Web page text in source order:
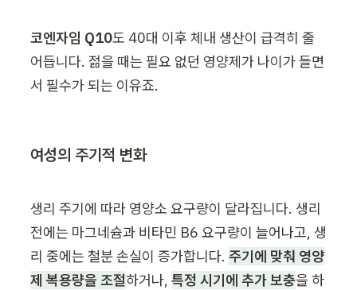
코엔자임 Q10도 40대 이후 체내 생산이 급격히 줄
어듭니다. 젊을 때는 필요 없던 영양제가 나이가 들면
서 필수가 되는 이유죠.
여성의 주기적 변화
생리 주기에 따라 영양소 요구량이 달라집니다. 생리
전에는 마그네슘과 비타민 B6 요구량이 늘어나고, 생
리 중에는 철분 손실이 증가합니다. 주기에 맞춰 영양
제 복용량을 조절하거나, 특정 시기에 추가 보충을 하